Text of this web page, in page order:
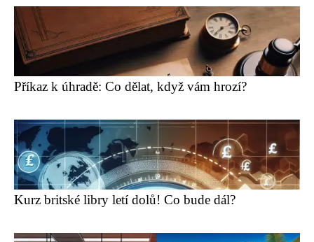
Příkaz k úhradě: Co dělat, když vám hrozí?
Kurz britské libry letí dolů! Co bude dál?